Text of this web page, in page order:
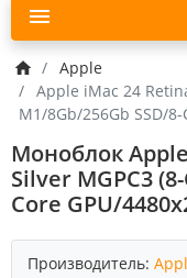
Apple
Apple iMac 24
M1/8Gb/256Gb SSD/
Моноблок
Silver MGPC3
Core GPU/
Производитель: